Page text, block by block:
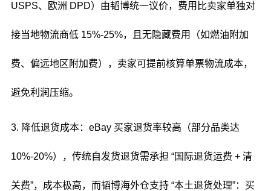
USPS、欧洲 DPD）由韬博统一议价，费用比卖家单独对
接当地物流商低 15%-25%，且无隐藏费用（如燃油附加
费、偏远地区附加费），卖家可提前核算单票物流成本，
避免利润压缩。
3. 降低退货成本：eBay 买家退货率较高（部分品类达
10%-20%），传统自发货退货需承担 “国际退货运费 + 清
关费”，成本极高，而韬博海外仓支持 “本土退货处理”：买